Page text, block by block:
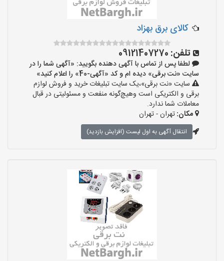
کالای برق بهزاد
تلفن: 09121407270
لطفا پس از تماس با آگهی دهنده بگویید: «آگهی شما را در
سایت «نت برقی» دیده ام و کد «آگهی-40» را اعلام کنید»
سایت «نت برقی»،یک سایت تبلیغات خرید و فروش لوازم
برقی و الکتریکی است وهیچ‌گونه منفعت و مسئولیتی در قبال
معاملات شما ندارد.
مکان:تهران - تهران
انتقال آگهی به اول لیست (افزایش بازدید)